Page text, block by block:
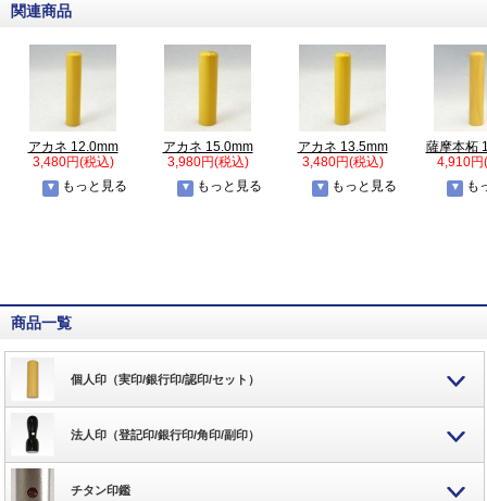
関連商品
アカネ 12.0mm
3,480円(税込)
もっと見る
アカネ 15.0mm
3,980円(税込)
もっと見る
アカネ 13.5mm
3,480円(税込)
もっと見る
薩摩本柘
4,910円
も
商品一覧
個人印（実印/銀行印/認印/セット）
法人印（登記印/銀行印/角印/副印）
チタン印鑑